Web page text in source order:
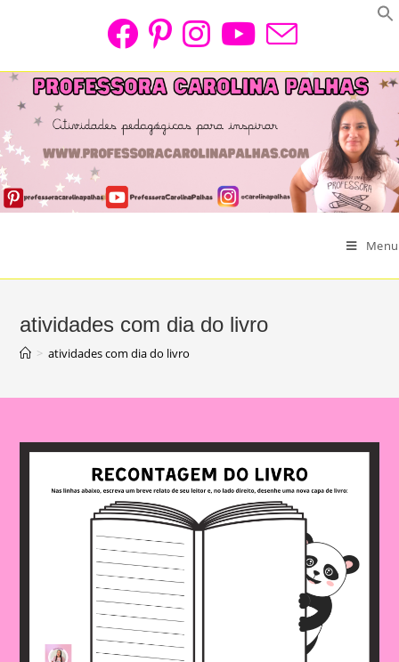
Menu
atividades com dia do livro
> atividades com dia do livro